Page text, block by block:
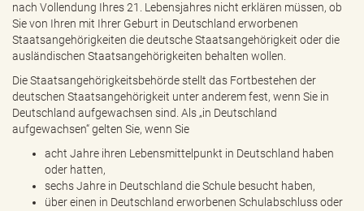
nach Vollendung Ihres 21. Lebensjahres nicht erklären müssen, ob
Sie von Ihren mit Ihrer Geburt in Deutschland erworbenen
Staatsangehörigkeiten die deutsche Staatsangehörigkeit oder die
ausländischen Staatsangehörigkeiten behalten wollen.
Die Staatsangehörigkeitsbehörde stellt das Fortbestehen der
deutschen Staatsangehörigkeit unter anderem fest, wenn Sie in
Deutschland aufgewachsen sind. Als „in Deutschland
aufgewachsen“ gelten Sie, wenn Sie
acht Jahre ihren Lebensmittelpunkt in Deutschland haben
oder hatten,
sechs Jahre in Deutschland die Schule besucht haben,
über einen in Deutschland erworbenen Schulabschluss oder